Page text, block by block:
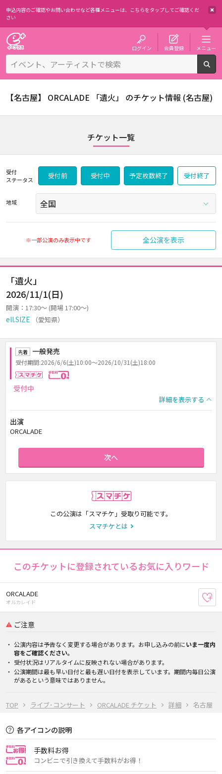
申込内容のご確認やお問い合わせなど各種メニューは、 こちらをタップしてご確認くだ
さい
ログイン 会員登録 メニュー
TOP ライブ･コンサート ORCALADE チケット 詳細 名古屋
【名古屋】 ORCALADE 「遺火」 のチケット情報 (名古屋)
チケット一覧
受付
ステータス
受付前 受付中 予定枚数終了 受付終了
地域
※一部公演のみ表示中です 全公演を表示
「遺火」
2026/11/1(日)
開演：17:30～ (開場 17:00～)
ell.SIZE （愛知県）
先着 一般発売
受付期間:2026/6/6(土)10:00～2026/10/31(土)18:00
スマチケ
受付中
詳細を表示する
出演
ORCALADE
次へ
この公演は「スマチケ」受取り可能です。
スマチケとは
このチケットに登録されているお気に入りワード
ORCALADE
オルカレイド
ご注意
公演内容は予告なく変更する場合があります。お申し込みの前にいま一度内
容をご確認ください。
受付状況はリアルタイムに反映されない場合があります。
公演期間は最も早い日付と最も遅い日付を表示しています。期間内毎日公演
があるという意味ではありません。
各アイコンの説明
手数料お得
コンビニで引き換えて手数料がお得！